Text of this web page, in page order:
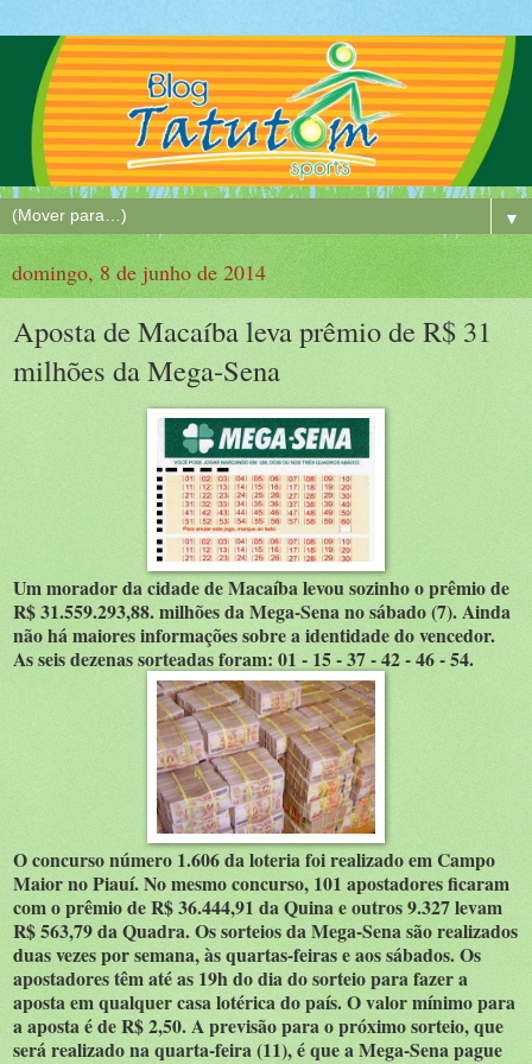
▼
domingo, 8 de junho de 2014
Aposta de Macaíba leva prêmio de R$ 31
milhões da Mega-Sena
Um morador da cidade de Macaíba levou sozinho o prêmio de
R$ 31.559.293,88. milhões da Mega-Sena no sábado (7). Ainda
não há maiores informações sobre a identidade do vencedor.
As seis dezenas sorteadas foram: 01 - 15 - 37 - 42 - 46 - 54.
O concurso número 1.606 da loteria foi realizado em Campo
Maior no Piauí. No mesmo concurso, 101 apostadores ficaram
com o prêmio de R$ 36.444,91 da Quina e outros 9.327 levam
R$ 563,79 da Quadra. Os sorteios da Mega-Sena são realizados
duas vezes por semana, às quartas-feiras e aos sábados. Os
apostadores têm até as 19h do dia do sorteio para fazer a
aposta em qualquer casa lotérica do país. O valor mínimo para
a aposta é de R$ 2,50. A previsão para o próximo sorteio, que
será realizado na quarta-feira (11), é que a Mega-Sena pague